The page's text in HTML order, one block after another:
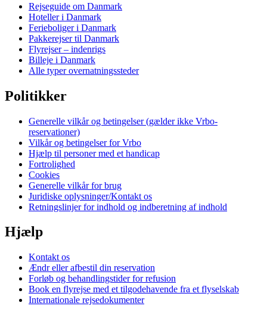
Rejseguide om Danmark
Hoteller i Danmark
Ferieboliger i Danmark
Pakkerejser til Danmark
Flyrejser – indenrigs
Billeje i Danmark
Alle typer overnatningssteder
Politikker
Generelle vilkår og betingelser (gælder ikke Vrbo-
reservationer)
Vilkår og betingelser for Vrbo
Hjælp til personer med et handicap
Fortrolighed
Cookies
Generelle vilkår for brug
Juridiske oplysninger/Kontakt os
Retningslinjer for indhold og indberetning af indhold
Hjælp
Kontakt os
Ændr eller afbestil din reservation
Forløb og behandlingstider for refusion
Book en flyrejse med et tilgodehavende fra et flyselskab
Internationale rejsedokumenter